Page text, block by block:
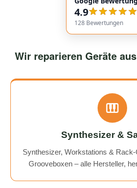
Highly
4.9
128 Bewertungen
Wir reparieren Geräte
Synthesizer &
Synthesizer, Workstations &
Grooveboxen – alle Hersteller,